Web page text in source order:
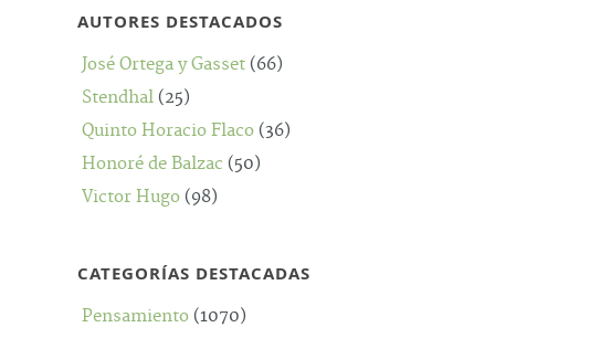
AUTORES DESTACADOS
José Ortega y Gasset (66)
Stendhal (25)
Quinto Horacio Flaco (36)
Honoré de Balzac (50)
Victor Hugo (98)
CATEGORÍAS DESTACADAS
Pensamiento (1070)